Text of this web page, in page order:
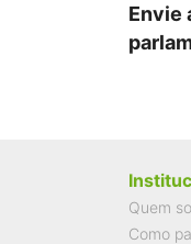
Envie
Quem
Como